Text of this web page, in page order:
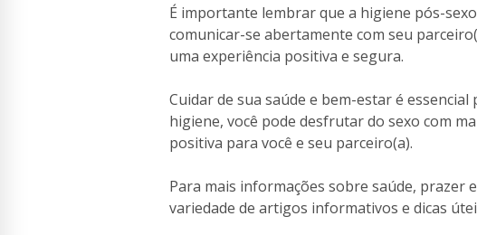
É importante lembrar que a higiene pós-
comunicar-se abertamente com seu
uma experiência positiva e segura.
Cuidar de sua saúde e bem-estar é
higiene, você pode desfrutar do sexo com
positiva para você e seu parceiro(a).
Para mais informações sobre saúde, prazer
variedade de artigos informativos e dicas